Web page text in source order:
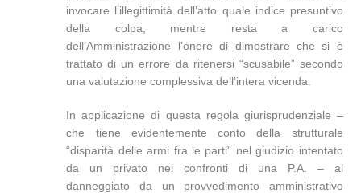
invocare l’illegittimità dell’atto quale indice presuntivo
della colpa, mentre resta a carico
dell’Amministrazione l’onere di dimostrare che si è
trattato di un errore da ritenersi “scusabile” secondo
una valutazione complessiva dell’intera vicenda.
In applicazione di questa regola giurisprudenziale –
che tiene evidentemente conto della strutturale
“disparità delle armi fra le parti” nel giudizio intentato
da un privato nei confronti di una P.A. – al
danneggiato da un provvedimento amministrativo